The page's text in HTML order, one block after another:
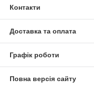
Контакти
Доставка та оплата
Графік роботи
Повна версія сайту